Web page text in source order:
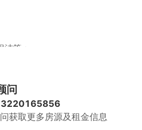
等；
免费使用。
问
获取更多房源及租金信息